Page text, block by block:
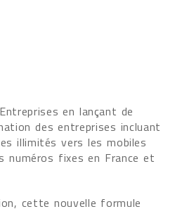
en lançant de
des entreprises incluant
illimités vers les mobiles
numéros fixes en France et
cette nouvelle formule